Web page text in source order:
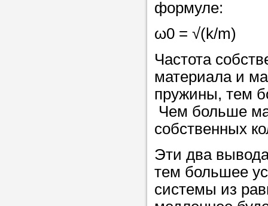
Мы
в
советам,
репетитора
Совет 3.
студент-
формуле:
ω0 = √(k/m)
Частота
материала и
пружины, тем
Чем больше
собственных
Эти два
тем большее
системы из